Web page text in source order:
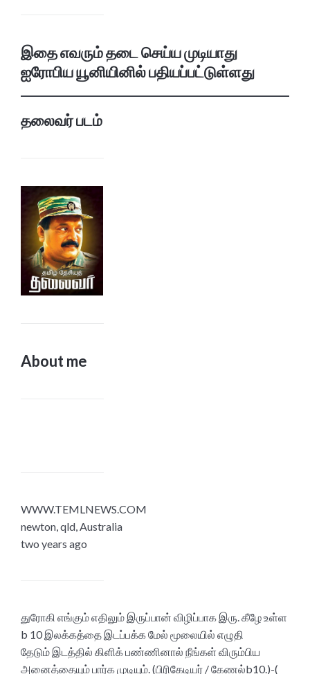
இதை எவரும் தடை செய்ய முடியாது
ஐரோபிய யூனியினில் பதியப்பட்டுள்ளது
தலைவர் படம்
About me
WWW.TEMLNEWS.COM
newton, qld, Australia
two years ago
துரோகி எங்கும் எதிலும் இருப்பான் விழிப்பாக இரு. கீழே உள்ள
b 10 இலக்கத்தை இடப்பக்க மேல் மூலையில் எழுதி
தேடும் இடத்தில் கிளிக் பண்ணினால் நீங்கள் விரும்பிய
அனைத்தையும் பார்க முடியும். (பிரிகேடியர் / கேணல்b10.)-(